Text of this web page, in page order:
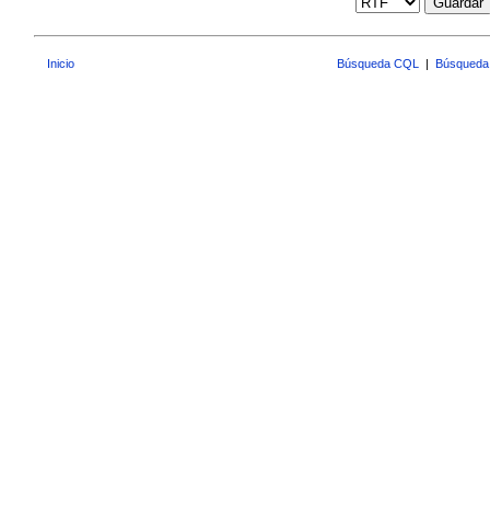
Inicio Búsqueda CQL